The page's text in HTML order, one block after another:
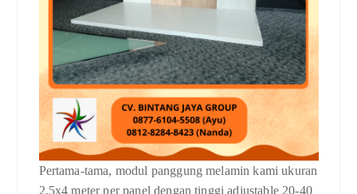
Pertama-tama, modul panggung melamin kami ukuran
2,5x4 meter per panel dengan tinggi adjustable 20-40